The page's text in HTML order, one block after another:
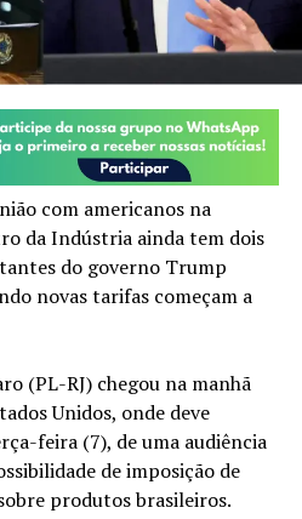
com americanos na
da Indústria ainda tem dois
do governo Trump
novas tarifas começam a
(PL-RJ) chegou na manhã
Unidos, onde deve
feira (7), de uma audiência
de imposição de
produtos brasileiros.